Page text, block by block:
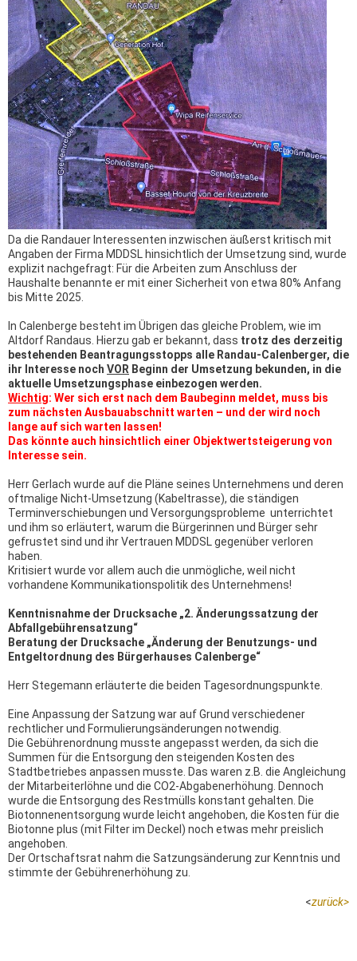
Da die Randauer Interessenten inzwischen äußerst kritisch mit
Angaben der Firma MDDSL hinsichtlich der Umsetzung sind, wurde
explizit nachgefragt: Für die Arbeiten zum Anschluss der
Haushalte benannte er mit einer Sicherheit von etwa 80% Anfang
bis Mitte 2025.
In Calenberge besteht im Übrigen das gleiche Problem, wie im
Altdorf Randaus. Hierzu gab er bekannt, dass trotz des derzeitig
bestehenden Beantragungsstopps alle Randau-Calenberger, die
ihr Interesse noch VOR Beginn der Umsetzung bekunden, in die
aktuelle Umsetzungsphase einbezogen werden.
Wichtig: Wer sich erst nach dem Baubeginn meldet, muss bis
zum nächsten Ausbauabschnitt warten – und der wird noch
lange auf sich warten lassen!
Das könnte auch hinsichtlich einer Objektwertsteigerung von
Interesse sein.
Herr Gerlach wurde auf die Pläne seines Unternehmens und deren
oftmalige Nicht-Umsetzung (Kabeltrasse), die ständigen
Terminverschiebungen und Versorgungsprobleme unterrichtet
und ihm so erläutert, warum die Bürgerinnen und Bürger sehr
gefrustet sind und ihr Vertrauen MDDSL gegenüber verloren
haben.
Kritisiert wurde vor allem auch die unmögliche, weil nicht
vorhandene Kommunikationspolitik des Unternehmens!
Kenntnisnahme der Drucksache „2. Änderungssatzung der
Abfallgebührensatzung“
Beratung der Drucksache „Änderung der Benutzungs- und
Entgeltordnung des Bürgerhauses Calenberge“
Herr Stegemann erläuterte die beiden Tagesordnungspunkte.
Eine Anpassung der Satzung war auf Grund verschiedener
rechtlicher und Formulierungsänderungen notwendig.
Die Gebührenordnung musste angepasst werden, da sich die
Summen für die Entsorgung den steigenden Kosten des
Stadtbetriebes anpassen musste. Das waren z.B. die Angleichung
der Mitarbeiterlöhne und die CO2-Abgabenerhöhung. Dennoch
wurde die Entsorgung des Restmülls konstant gehalten. Die
Biotonnenentsorgung wurde leicht angehoben, die Kosten für die
Biotonne plus (mit Filter im Deckel) noch etwas mehr preislich
angehoben.
Der Ortschaftsrat nahm die Satzungsänderung zur Kenntnis und
stimmte der Gebührenerhöhung zu.
<zurück>